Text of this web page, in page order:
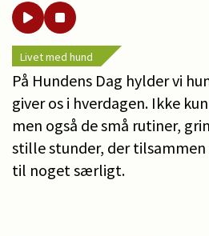
Livet med hund
På Hundens Dag hylder vi
giver os i hverdagen. Ikke
men også de små rutiner,
stille stunder, der
til noget særligt.